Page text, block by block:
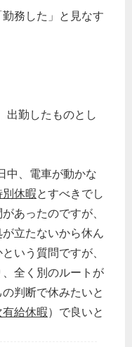
務した」と見なす
勤したものとし
、電車が動かな
別休暇とすべきでし
あったのですが、
立たないから休ん
いう質問ですが、
全く別のルートが
判断で休みたいと
給休暇）で良いと